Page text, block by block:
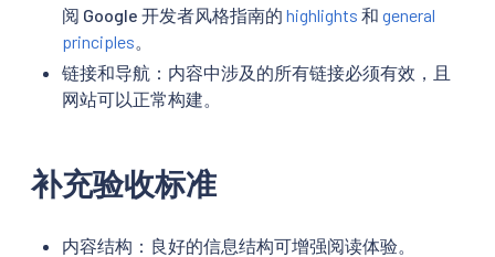
阅 Google 开发者风格指南的 highlights 和 general
principles。
链接和导航：内容中涉及的所有链接必须有效，且
网站可以正常构建。
补充验收标准
内容结构：良好的信息结构可增强阅读体验。